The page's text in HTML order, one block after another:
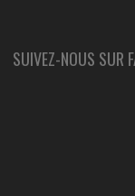
SUIVEZ-NOUS SUR